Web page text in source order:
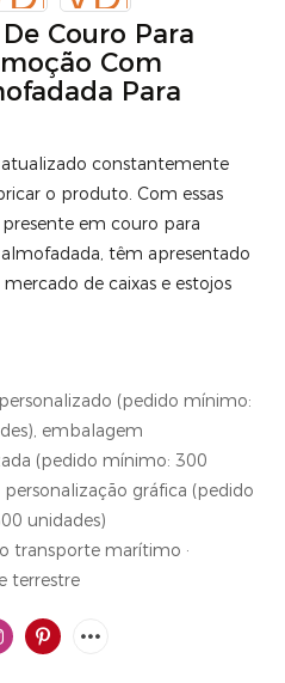
Couro Para
Com
Para
constantemente
o produto. Com essas
presente em couro para
têm apresentado
de caixas e estojos
(pedido mínimo:
embalagem
(pedido mínimo: 300
personalização gráfica (pedido
unidades)
transporte marítimo ·
terrestre